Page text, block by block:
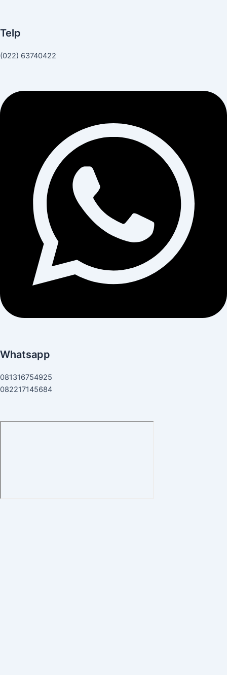
Telp
(022) 63740422
Whatsapp
081316754925
082217145684